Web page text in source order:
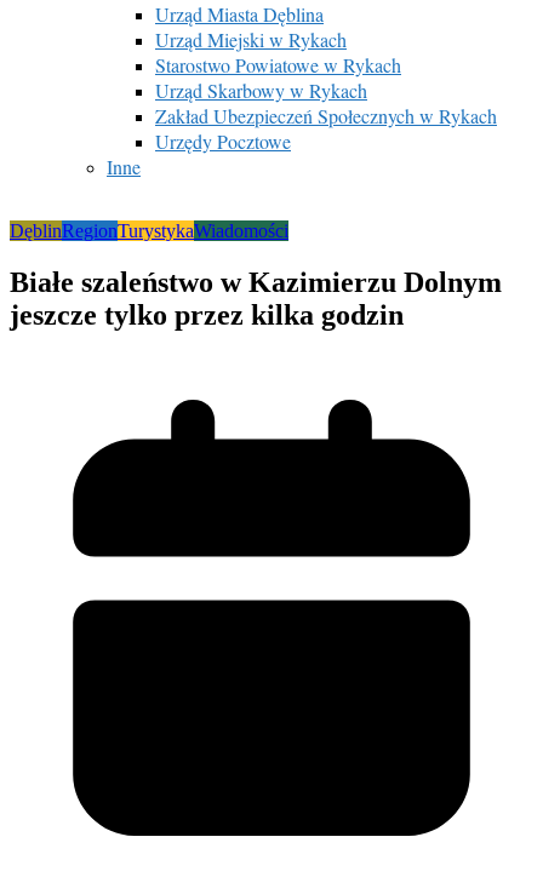
Urząd Miasta Dęblina
Urząd Miejski w Rykach
Starostwo Powiatowe w Rykach
Urząd Skarbowy w Rykach
Zakład Ubezpieczeń Społecznych w Rykach
Urzędy Pocztowe
Inne
DęblinRegionTurystykaWiadomości
Białe szaleństwo w Kazimierzu Dolnym
jeszcze tylko przez kilka godzin